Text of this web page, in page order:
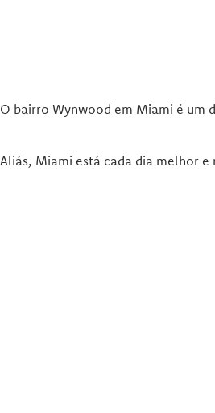
O bairro Wynwood em Miami é um
Aliás, Miami está cada dia melhor e